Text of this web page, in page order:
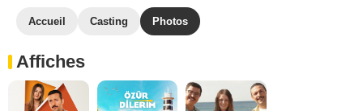
Accueil Casting Photos
Affiches